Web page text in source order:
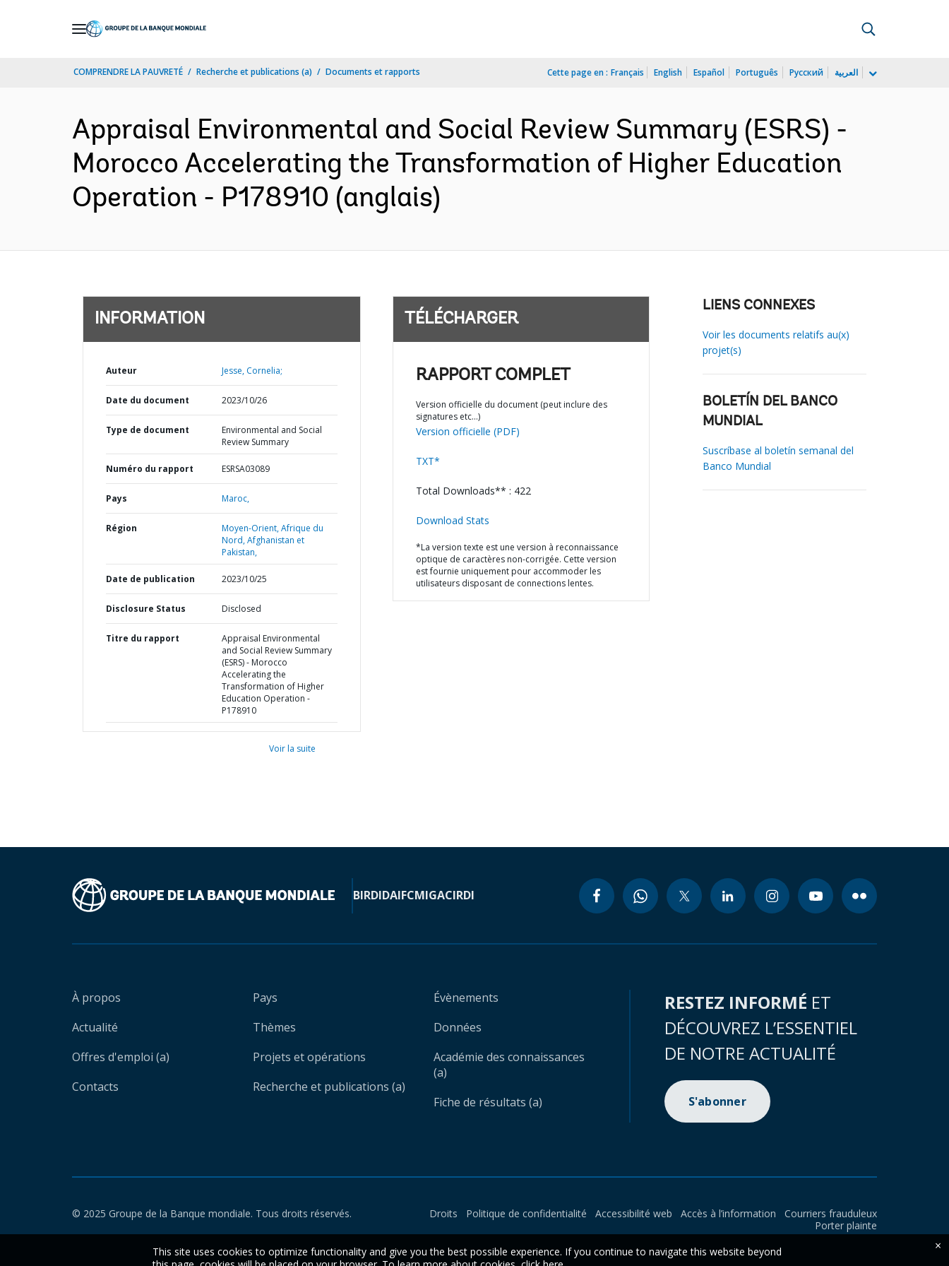
COMPRENDRE LA PAUVRETÉ Recherche et publications (a) Documents et rapports Cette page en : Français English Español Português Русский العربية
Appraisal Environmental and Social Review Summary (ESRS) -
Morocco Accelerating the Transformation of Higher Education
Operation - P178910 (anglais)
INFORMATION
Auteur Jesse, Cornelia;
Date du document 2023/10/26
Type de document
Environmental and Social
Review Summary
Numéro du rapport ESRSA03089
Pays Maroc,
Région
Moyen-Orient, Afrique du
Nord, Afghanistan et
Pakistan,
Date de publication 2023/10/25
Disclosure Status Disclosed
Titre du rapport
Appraisal Environmental
and Social Review Summary
(ESRS) - Morocco
Accelerating the
Transformation of Higher
Education Operation -
P178910
Voir la suite
TÉLÉCHARGER
RAPPORT COMPLET
Version officielle du document (peut inclure des
signatures etc…)
Version officielle (PDF)
TXT*
Total Downloads** : 422
Download Stats
*La version texte est une version à reconnaissance
optique de caractères non-corrigée. Cette version
est fournie uniquement pour accommoder les
utilisateurs disposant de connections lentes.
LIENS CONNEXES
Voir les documents relatifs au(x)
projet(s)
BOLETÍN DEL BANCO
MUNDIAL
Suscríbase al boletín semanal del
Banco Mundial
BIRDIDAIFCMIGACIRDI
À propos
Actualité
Offres d'emploi (a)
Contacts
Pays
Thèmes
Projets et opérations
Recherche et publications (a)
Évènements
Données
Académie des connaissances
(a)
Fiche de résultats (a)
RESTEZ INFORMÉ ET
DÉCOUVREZ L’ESSENTIEL
DE NOTRE ACTUALITÉ
S'abonner
© 2025 Groupe de la Banque mondiale. Tous droits réservés. Droits Politique de confidentialité Accessibilité web Accès à l’information
Courriers frauduleux
Porter plainte
This site uses cookies to optimize functionality and give you the best possible experience. If you continue to navigate this website beyond
×